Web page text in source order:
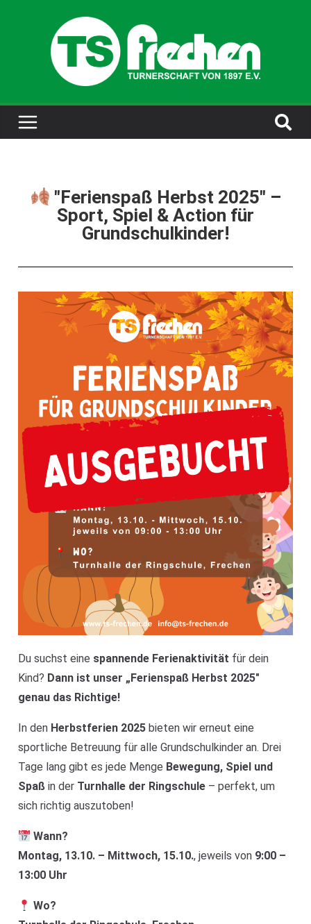
"Ferienspaß Herbst 2025" –
Sport, Spiel & Action für
Grundschulkinder!
Du suchst eine spannende Ferienaktivität für dein
Kind? Dann ist unser „Ferienspaß Herbst 2025″
genau das Richtige!
In den Herbstferien 2025 bieten wir erneut eine
sportliche Betreuung für alle Grundschulkinder an. Drei
Tage lang gibt es jede Menge Bewegung, Spiel und
Spaß in der Turnhalle der Ringschule – perfekt, um
sich richtig auszutoben!
Wann?
Montag, 13.10. – Mittwoch, 15.10., jeweils von 9:00 –
13:00 Uhr
Wo?